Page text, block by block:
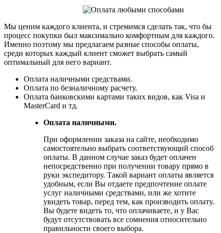
Мы ценим каждого клиента, и стремимся сделать так, что бы
процесс покупки был максимально комфортным для каждого.
Именно поэтому мы предлагаем разные способы оплаты,
среди которых каждый клиент сможет выбрать самый
оптимальный для него вариант.
Оплата наличными средствами.
Оплата по безналичному расчету.
Оплата банковскими картами таких видов, как Visa и
MasterCard и тд.
Оплата наличными.
При оформлении заказа на сайте, необходимо
самостоятельно выбрать соответствующий способ
оплаты. В данном случае заказ будет оплачен
непосредственно при получении товару прямо в
руки экспедитору. Такой вариант оплаты является
удобным, если Вы отдаете предпочтение оплате
услуг наличными средствами, или же хотите
увидеть товар, перед тем, как производить оплату.
Вы будете видеть то, что оплачиваете, и у Вас
будут отсутствовать все сомнения относительно
правильности своего выбора.